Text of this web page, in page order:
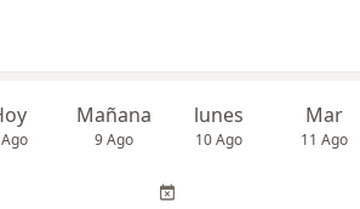
Mañana
9 Ago
lunes
10 Ago
Mar
11 Ago